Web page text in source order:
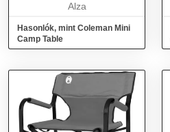
Alza
Hasonlók, mint Coleman Mini
Camp Table